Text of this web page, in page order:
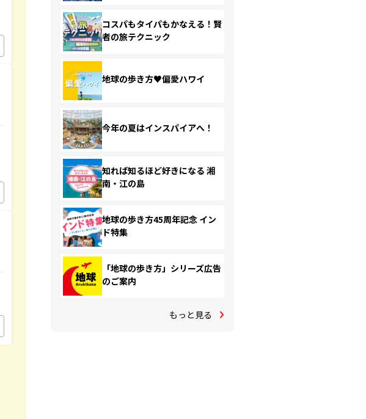
コスパもタイパもかなえる！賢
者の旅テクニック
地球の歩き方♥偏愛ハワイ
今年の夏はインスパイアへ！
知れば知るほど好きになる 湘
南・江の島
地球の歩き方45周年記念 イン
ド特集
「地球の歩き方」シリーズ広告
のご案内
もっと見る